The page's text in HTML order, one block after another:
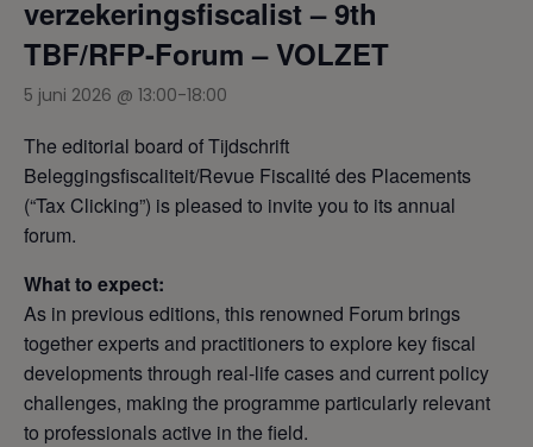
verzekeringsfiscalist – 9th
TBF/RFP-Forum – VOLZET
5 juni 2026 @ 13:00-18:00
The editorial board of Tijdschrift
Beleggingsfiscaliteit/Revue Fiscalité des Placements
(“Tax Clicking”) is pleased to invite you to its annual
forum.
What to expect:
As in previous editions, this renowned Forum brings
together experts and practitioners to explore key fiscal
developments through real-life cases and current policy
challenges, making the programme particularly relevant
to professionals active in the field.